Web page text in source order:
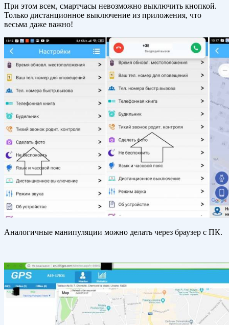
При этом всем, смартчасы невозможно выключить кнопкой.
Только дистанционное выключение из приложения, что
весьма даже важно!
Аналогичные манипуляции можно делать через браузер с ПК.